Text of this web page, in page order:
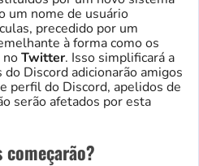
um nome de usuário
precedido por um
à forma como os
noTwitter. Isso simplificará a
Discord adicionarão amigos
perfil do Discord, apelidos de
serão afetados por esta
começarão?